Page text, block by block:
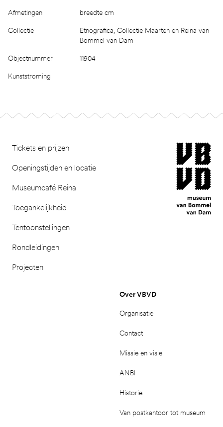
Afmetingen breedte cm
Collectie
Etnografica, Collectie Maarten en Reina van
Bommel van Dam
Objectnummer 11904
Kunststroming
Tickets en prijzen
Openingstijden en locatie
Museumcafé Reina
Toegankelijkheid
Tentoonstellingen
Rondleidingen
Projecten
museum van
Over VBVD
Organisatie
Contact
Missie en visie
ANBI
Historie
Van postkantoor tot museum